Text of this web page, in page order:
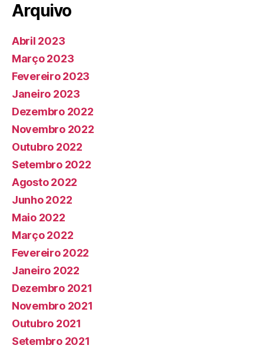
Arquivo
Abril 2023
Março 2023
Fevereiro 2023
Janeiro 2023
Dezembro 2022
Novembro 2022
Outubro 2022
Setembro 2022
Agosto 2022
Junho 2022
Maio 2022
Março 2022
Fevereiro 2022
Janeiro 2022
Dezembro 2021
Novembro 2021
Outubro 2021
Setembro 2021